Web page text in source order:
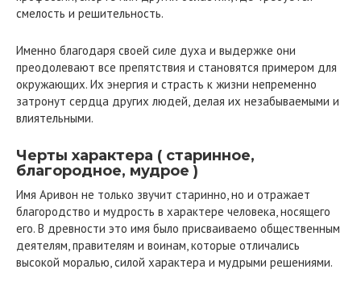
смелость и решительность.
Именно благодаря своей силе духа и выдержке они
преодолевают все препятствия и становятся примером для
окружающих. Их энергия и страсть к жизни непременно
затронут сердца других людей, делая их незабываемыми и
влиятельными.
Черты характера ( старинное,
благородное, мудрое )
Имя Аривон не только звучит старинно, но и отражает
благородство и мудрость в характере человека, носящего
его. В древности это имя было присваиваемо общественным
деятелям, правителям и воинам, которые отличались
высокой моралью, силой характера и мудрыми решениями.